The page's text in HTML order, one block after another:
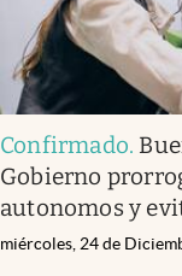
Confirmado.
Gobierno
autonomos y
miércoles, 24 de